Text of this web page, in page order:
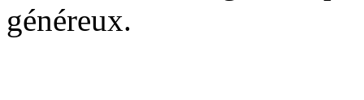
généreux.